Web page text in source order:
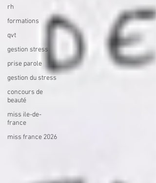
rh
formations
qvt
gestion stress
prise parole
gestion du stress
concours de
beauté
miss ile-de-
france
miss france 2026